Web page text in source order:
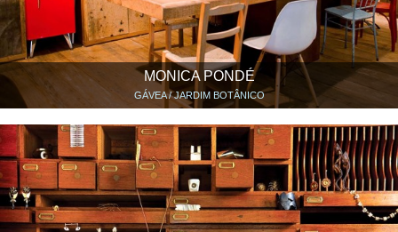
MONICA PONDÉ
GÁVEA / JARDIM BOTÂNICO